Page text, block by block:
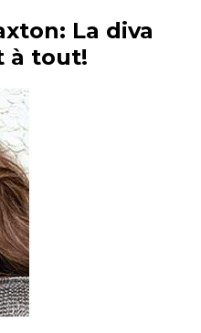
La diva
à tout!